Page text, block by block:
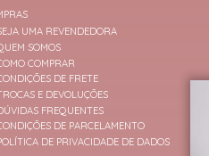
UMA REVENDEDORA
SOMOS
COMPRAR
DE FRETE
E DEVOLUÇÕES
FREQUENTES
DE PARCELAMENTO
DE PRIVACIDADE DE DADOS